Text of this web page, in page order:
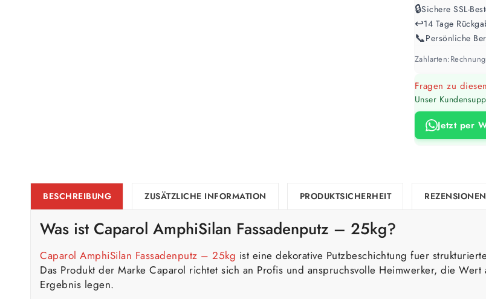
🔒Sichere SSL-
↩️14 Tage
📞Persönliche
Zahlarten:
Fragen zu
Unser
Jetzt per
BESCHREIBUNG ZUSÄTZLICHE INFORMATION PRODUKTSICHERHEIT
Was ist Caparol AmphiSilan Fassadenputz – 25kg?
Caparol AmphiSilan Fassadenputz – 25kg ist eine dekorative Putzbeschichtung fuer
Das Produkt der Marke Caparol richtet sich an Profis und anspruchsvolle Heimwerker, die
Ergebnis legen.